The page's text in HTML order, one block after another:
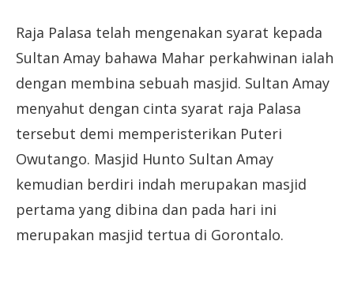
Raja Palasa telah mengenakan syarat kepada
Sultan Amay bahawa Mahar perkahwinan ialah
dengan membina sebuah masjid. Sultan Amay
menyahut dengan cinta syarat raja Palasa
tersebut demi memperisterikan Puteri
Owutango. Masjid Hunto Sultan Amay
kemudian berdiri indah merupakan masjid
pertama yang dibina dan pada hari ini
merupakan masjid tertua di Gorontalo.